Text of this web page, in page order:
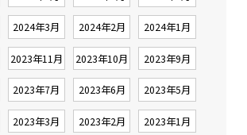
2024年3月 2024年2月 2024年1月
2023年11月 2023年10月 2023年9月
2023年7月 2023年6月 2023年5月
2023年3月 2023年2月 2023年1月